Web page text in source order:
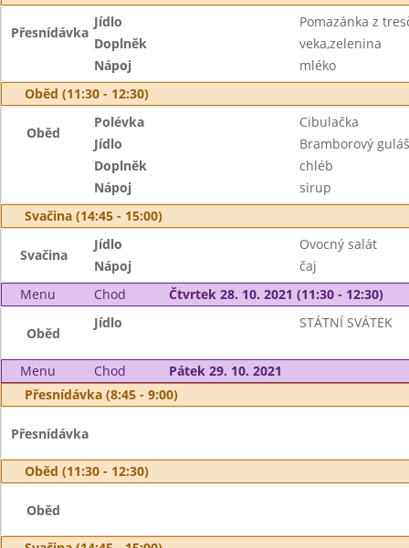
Přesnídávka
Jídlo
Pomazánka z
Doplněk
veka,zelenina
Nápoj
mléko
Oběd (11:30 - 12:30)
Oběd
Polévka
Cibulačka
Jídlo
Bramborový guláš
Doplněk
chléb
Nápoj
sirup
Svačina (14:45 - 15:00)
Svačina
Jídlo
Ovocný salát
Nápoj
čaj
Menu
Chod Čtvrtek 28. 10. 2021 (11:30 - 12:30)
Oběd
Jídlo STÁTNÍ SVÁTEK
Menu Chod
Pátek 29. 10. 2021
Přesnídávka (8:45 - 9:00)
Přesnídávka
Oběd (11:30 - 12:30)
Oběd